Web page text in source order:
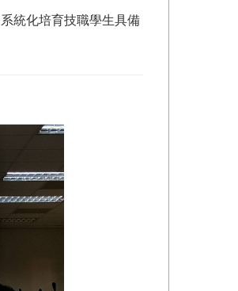
統化培育技職學生具備